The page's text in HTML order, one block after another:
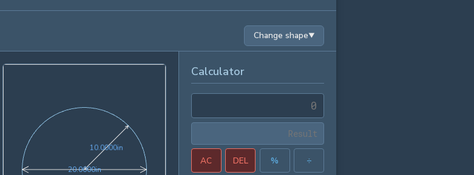
Change shape▼
10.0000in10.0000in
20.0000in20.0000in
Calculator
AC DEL % ÷